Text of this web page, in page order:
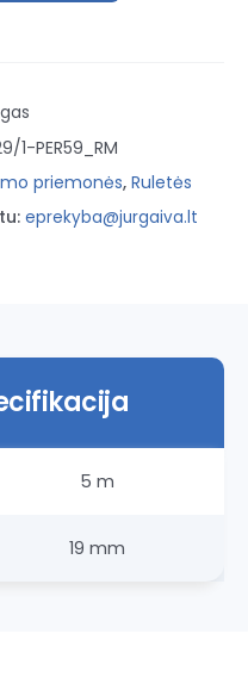
1-PER59_RM
priemonės, Ruletės
eprekyba@jurgaiva.lt
5 m
19 mm